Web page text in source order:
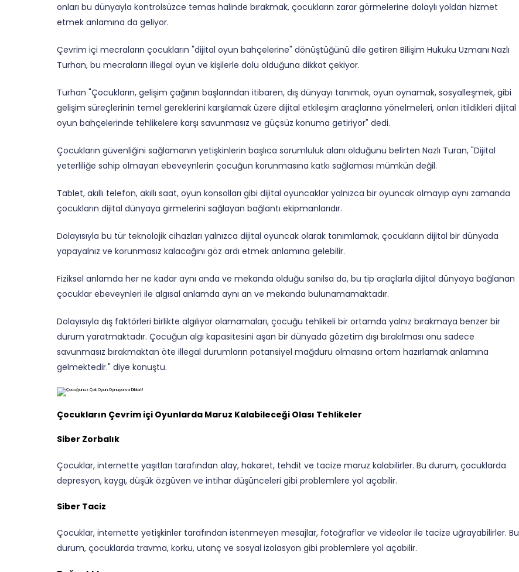
onları bu dünyayla kontrolsüzce temas halinde bırakmak, çocukların zarar görmelerine dolaylı yoldan hizmet
etmek anlamına da geliyor.
Çevrim içi mecraların çocukların "dijital oyun bahçelerine" dönüştüğünü dile getiren Bilişim Hukuku Uzmanı Nazlı
Turhan, bu mecraların illegal oyun ve kişilerle dolu olduğuna dikkat çekiyor.
Turhan "Çocukların, gelişim çağının başlarından itibaren, dış dünyayı tanımak, oyun oynamak, sosyalleşmek, gibi
gelişim süreçlerinin temel gereklerini karşılamak üzere dijital etkileşim araçlarına yönelmeleri, onları itildikleri dijital
oyun bahçelerinde tehlikelere karşı savunmasız ve güçsüz konuma getiriyor" dedi.
Çocukların güvenliğini sağlamanın yetişkinlerin başlıca sorumluluk alanı olduğunu belirten Nazlı Turan, "Dijital
yeterliliğe sahip olmayan ebeveynlerin çocuğun korunmasına katkı sağlaması mümkün değil.
Tablet, akıllı telefon, akıllı saat, oyun konsolları gibi dijital oyuncaklar yalnızca bir oyuncak olmayıp aynı zamanda
çocukların dijital dünyaya girmelerini sağlayan bağlantı ekipmanlarıdır.
Dolayısıyla bu tür teknolojik cihazları yalnızca dijital oyuncak olarak tanımlamak, çocukların dijital bir dünyada
yapayalnız ve korunmasız kalacağını göz ardı etmek anlamına gelebilir.
Fiziksel anlamda her ne kadar aynı anda ve mekanda olduğu sanılsa da, bu tip araçlarla dijital dünyaya bağlanan
çocuklar ebeveynleri ile algısal anlamda aynı an ve mekanda bulunamamaktadır.
Dolayısıyla dış faktörleri birlikte algılıyor olamamaları, çocuğu tehlikeli bir ortamda yalnız bırakmaya benzer bir
durum yaratmaktadır. Çocuğun algı kapasitesini aşan bir dünyada gözetim dışı bırakılması onu sadece
savunmasız bırakmaktan öte illegal durumların potansiyel mağduru olmasına ortam hazırlamak anlamına
gelmektedir." diye konuştu.
Çocukların Çevrim içi Oyunlarda Maruz Kalabileceği Olası Tehlikeler
Siber Zorbalık
Çocuklar, internette yaşıtları tarafından alay, hakaret, tehdit ve tacize maruz kalabilirler. Bu durum, çocuklarda
depresyon, kaygı, düşük özgüven ve intihar düşünceleri gibi problemlere yol açabilir.
Siber Taciz
Çocuklar, internette yetişkinler tarafından istenmeyen mesajlar, fotoğraflar ve videolar ile tacize uğrayabilirler. Bu
durum, çocuklarda travma, korku, utanç ve sosyal izolasyon gibi problemlere yol açabilir.